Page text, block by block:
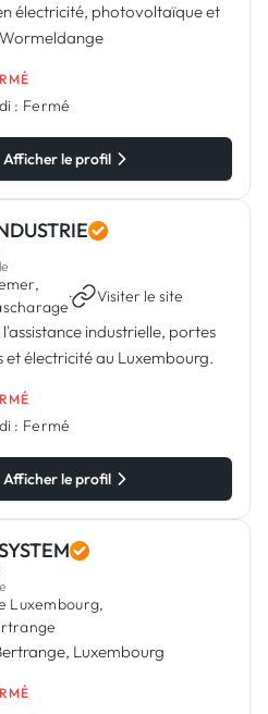
électricité, photovoltaïque et
: Fermé
Afficher le profil
· Visiter le site
industrielle, portes
électricité au Luxembourg.
: Fermé
Afficher le profil
Luxembourg,
Luxembourg